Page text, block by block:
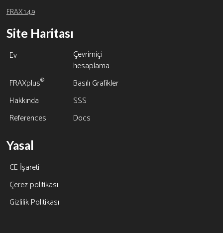
FRAX 1.4.9
Site Haritası
Ev
Çevrimiçi
hesaplama
FRAXplus®
Basılı Grafikler
Hakkında
SSS
References
Docs
Yasal
CE İşareti
Çerez politikası
Gizlilik Politikası